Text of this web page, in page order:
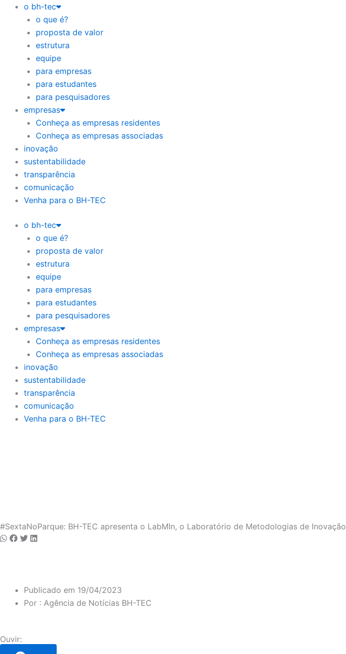
o bh-tec
o que é?
proposta de valor
estrutura
equipe
para empresas
para estudantes
para pesquisadores
empresas
Conheça as empresas residentes
Conheça as empresas associadas
inovação
sustentabilidade
transparência
comunicação
Venha para o BH-TEC
o bh-tec
o que é?
proposta de valor
estrutura
equipe
para empresas
para estudantes
para pesquisadores
empresas
Conheça as empresas residentes
Conheça as empresas associadas
inovação
sustentabilidade
transparência
comunicação
Venha para o BH-TEC
#SextaNoParque: BH-TEC apresenta o LabMIn, o Laboratório de Metodologias de Inovação
Publicado em 19/04/2023
Por : Agência de Notícias BH-TEC
Ouvir: